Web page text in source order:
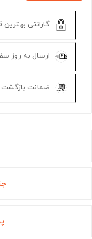
گارانتی
ارسال به روز
ضمانت